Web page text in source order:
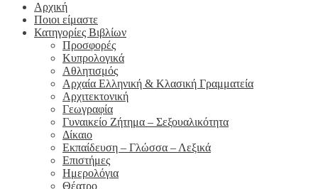
Αρχική
Ποιοι είμαστε
Κατηγορίες Βιβλίων
Προσφορές
Κυπρολογικά
Αθλητισμός
Αρχαία Ελληνική & Κλασική Γραμματεία
Αρχιτεκτονική
Γεωγραφία
Γυναικείο Ζήτημα – Σεξουαλικότητα
Δίκαιο
Εκπαίδευση – Γλώσσα – Λεξικά
Επιστήμες
Ημερολόγια
Θέατρο